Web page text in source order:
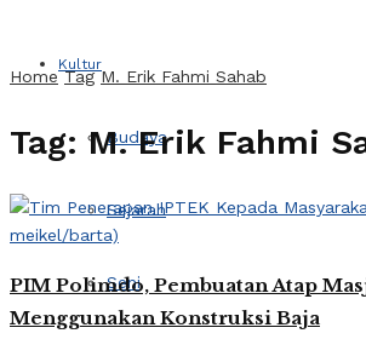
Kultur
Budaya
Sejarah
Seni
Home Tag M. Erik Fahmi Sahab
Tag:M. Erik Fahmi
PIM Polimdo, Pembuatan Atap
Menggunakan Konstruksi Baja